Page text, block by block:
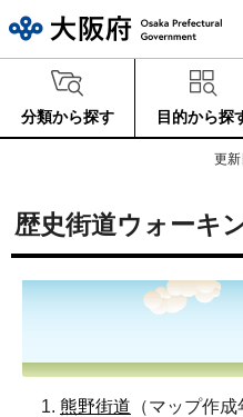
分類から探す 目的から探
更
歴史街道ウォーキ
熊野街道 （マップ作